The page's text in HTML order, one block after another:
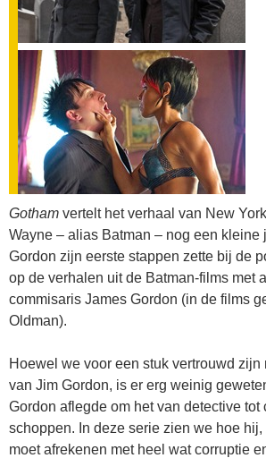
Gotham vertelt het verhaal van New
Wayne – alias Batman – nog een kleine
Gordon zijn eerste stappen zette bij de
op de verhalen uit de Batman-films met
commisaris James Gordon (in de films
Oldman).
Hoewel we voor een stuk vertrouwd
van Jim Gordon, is er erg weinig
Gordon aflegde om het van detective tot
schoppen. In deze serie zien we hoe
moet afrekenen met heel wat corruptie